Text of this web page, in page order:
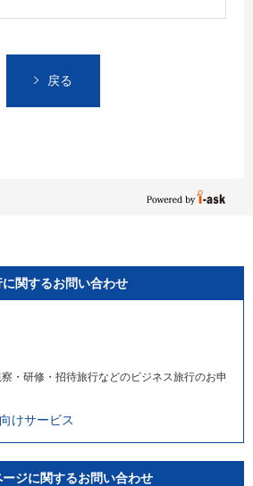
戻る
に関するお問い合わせ
・研修・招待旅行などのビジネス旅行のお申
けサービス
ジに関するお問い合わせ